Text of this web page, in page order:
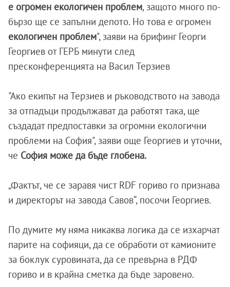
е огромен екологичен проблем, защото много по-
бързо ще се запълни депото. Но това е огромен
екологичен проблем", заяви на брифинг Георги
Георгиев от ГЕРБ минути след
пресконференцията на Васил Терзиев
"Ако екипът на Терзиев и ръководството на завода
за отпадъци продължават да работят така, ще
създадат предпоставки за огромни екологични
проблеми на София", заяви още Георгиев и уточни,
че София може да бъде глобена.
„Фактът, че се заравя чист RDF гориво го признава
и директорът на завода Савов“, посочи Георгиев.
По думите му няма никаква логика да се изхарчат
парите на софияци, да се обработи от камионите
за боклук суровината, да се превърна в РДФ
гориво и в крайна сметка да бъде заровено.